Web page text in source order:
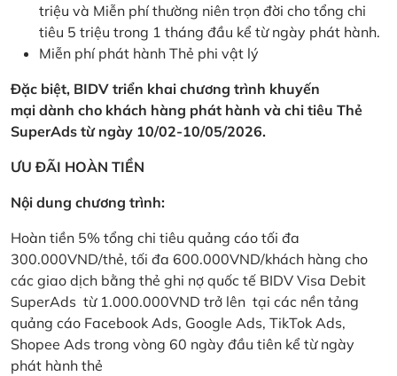
triệu và Miễn phí thường niên trọn đời cho tổng chi
tiêu 5 triệu trong 1 tháng đầu kể từ ngày phát hành.
Miễn phí phát hành Thẻ phi vật lý
Đặc biệt, BIDV triển khai chương trình khuyến
mại dành cho khách hàng phát hành và chi tiêu Thẻ
SuperAds từ ngày 10/02-10/05/2026.
ƯU ĐÃI HOÀN TIỀN
Nội dung chương trình:
Hoàn tiền 5% tổng chi tiêu quảng cáo tối đa
300.000VND/thẻ, tối đa 600.000VND/khách hàng cho
các giao dịch bằng thẻ ghi nợ quốc tế BIDV Visa Debit
SuperAds từ 1.000.000VND trở lên tại các nền tảng
quảng cáo Facebook Ads, Google Ads, TikTok Ads,
Shopee Ads trong vòng 60 ngày đầu tiên kể từ ngày
phát hành thẻ